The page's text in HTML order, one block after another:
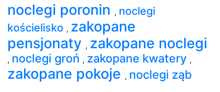
noclegi poronin , noclegi
kościelisko , zakopane
pensjonaty , zakopane noclegi
, noclegi groń , zakopane kwatery ,
zakopane pokoje , noclegi ząb